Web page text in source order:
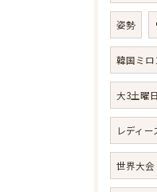
姿勢
韓国ミロ
大3土曜日
レディ
世界大会